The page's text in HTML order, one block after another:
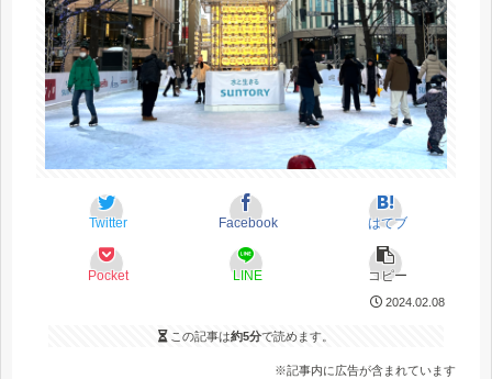
Twitter Facebook はてブ
Pocket LINE コピー
2024.02.08
この記事は約5分で読めます。
※記事内に広告が含まれています